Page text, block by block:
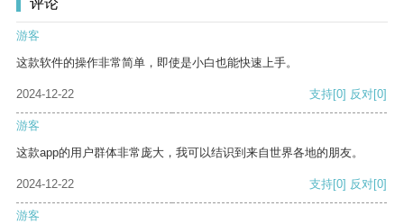
评论
游客
这款软件的操作非常简单，即使是小白也能快速上手。
2024-12-22 支持[0] 反对[0]
游客
这款app的用户群体非常庞大，我可以结识到来自世界各地的朋友。
2024-12-22 支持[0] 反对[0]
游客